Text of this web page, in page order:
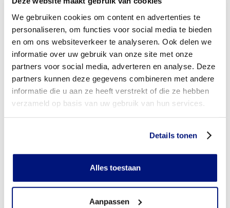
We gebruiken cookies om content en advertenties te
personaliseren, om functies voor social media te bieden
en om ons websiteverkeer te analyseren. Ook delen we
informatie over uw gebruik van onze site met onze
partners voor social media, adverteren en analyse. Deze
partners kunnen deze gegevens combineren met andere
informatie die u aan ze heeft verstrekt of die ze hebben
verzameld op basis van uw gebruik van hun services.
Details tonen
Alles toestaan
Aanpassen
verzekering?
Is de voetorthese individueel vervaardigd of verkrijgbaar in
confectie standaard uitvoeringen?
Is de voetorthese mijn eigendom?
Heb ik voor het laten aanmeten van een voetorthese
Kan ik een reserve voetorthese vergoed krijgen?
Wordt een voetorthese die ik gebruik voor sporten betaald